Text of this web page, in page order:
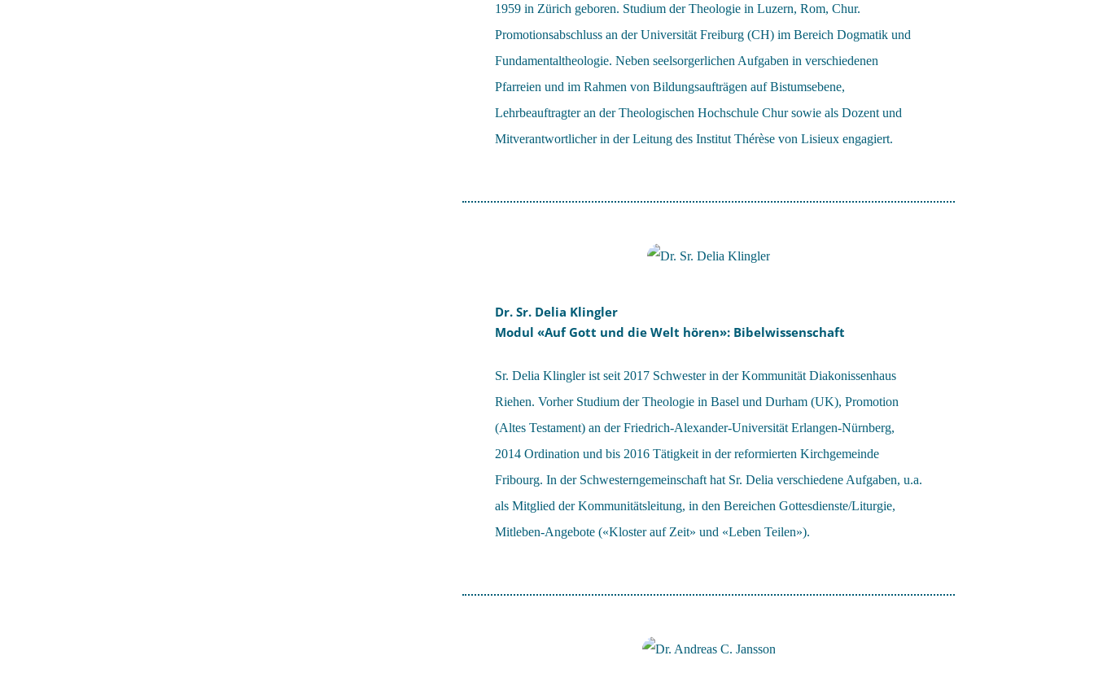
1959 in Zürich geboren. Studium der Theologie in Luzern, Rom, Chur.
Promotionsabschluss an der Universität Freiburg (CH) im Bereich Dogmatik und
Fundamentaltheologie. Neben seelsorgerlichen Aufgaben in verschiedenen
Pfarreien und im Rahmen von Bildungsaufträgen auf Bistumsebene,
Lehrbeauftragter an der Theologischen Hochschule Chur sowie als Dozent und
Mitverantwortlicher in der Leitung des Institut Thérèse von Lisieux engagiert.
Dr. Sr. Delia Klingler
Modul «Auf Gott und die Welt hören»: Bibelwissenschaft
Sr. Delia Klingler ist seit 2017 Schwester in der Kommunität Diakonissenhaus
Riehen. Vorher Studium der Theologie in Basel und Durham (UK), Promotion
(Altes Testament) an der Friedrich-Alexander-Universität Erlangen-Nürnberg,
2014 Ordination und bis 2016 Tätigkeit in der reformierten Kirchgemeinde
Fribourg. In der Schwesterngemeinschaft hat Sr. Delia verschiedene Aufgaben, u.a.
als Mitglied der Kommunitätsleitung, in den Bereichen Gottesdienste/Liturgie,
Mitleben-Angebote («Kloster auf Zeit» und «Leben Teilen»).